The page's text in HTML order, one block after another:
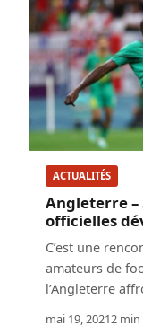
ACTUALITÉS
Angleterre –
officielles
C’est une
amateurs de
l’Angleterre
mai 19, 20212 min